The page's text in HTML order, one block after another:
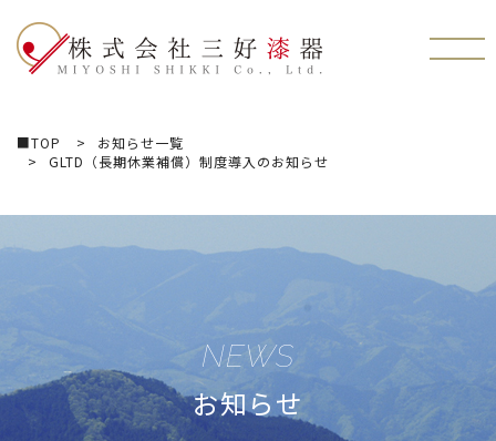
■TOP
お知らせ一覧
GLTD（長期休業補償）制度導入のお知らせ
NEWS
お知らせ